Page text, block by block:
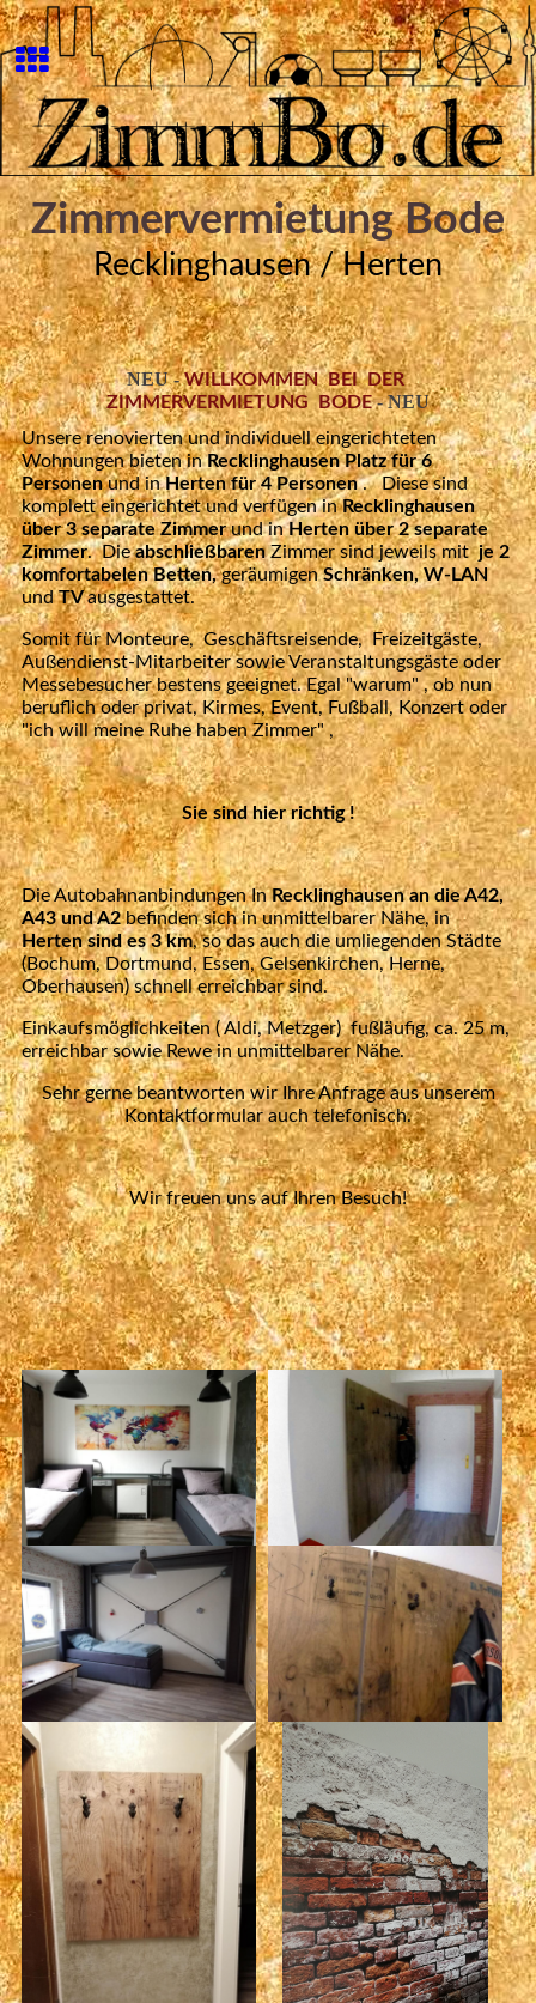
Zimmervermietung Bode
Recklinghausen / Herten
NEU - WILLKOMMEN BEI DER
ZIMMERVERMIETUNG BODE - NEU
Unsere renovierten und individuell eingerichteten
Wohnungen bieten inRecklinghausen Platz für 6
Personenund inHerten für 4 Personen. Diese sind
komplett eingerichtet und verfügen inRecklinghausen
über 3 separate Zimmerund inHerten über 2 separate
Zimmer. DieabschließbarenZimmer sind jeweils mitje 2
komfortabelen Betten,geräumigenSchränken, W-LAN
undTVausgestattet.
Somit für Monteure, Geschäftsreisende, Freizeitgäste,
Außendienst-Mitarbeiter sowie Veranstaltungsgäste oder
Messebesucherbestens geeignet.Egal "warum" , ob nun
beruflich oder privat, Kirmes, Event, Fußball, Konzert oder
"ich will meine Ruhe haben Zimmer" ,
Sie sind hier richtig !
Die Autobahnanbindungen InRecklinghausen an die A42,
A43 und A2befinden sich in unmittelbarer Nähe, in
Herten sind es 3 km, so das auch die umliegenden Städte
(Bochum, Dortmund, Essen, Gelsenkirchen, Herne,
Oberhausen) schnell erreichbar sind.
Einkaufsmöglichkeiten ( Aldi, Metzger) fußläufig, ca. 25 m,
erreichbar sowieRewe in unmittelbarer Nähe.
Sehr gerne beantworten wir Ihre Anfrage aus unserem
Kontaktformular auch telefonisch.
Wir freuen uns auf Ihren Besuch!